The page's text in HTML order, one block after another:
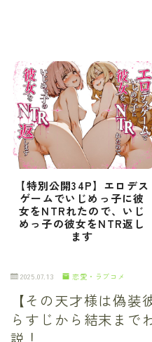
【特別公開34P】エロデス
ゲームでいじめっ子に彼
女をNTRれたので、いじ
めっ子の彼女をNTR返し
ます
2025.07.13 恋愛・ラブコメ
【その天才様は偽
らすじから結末まで